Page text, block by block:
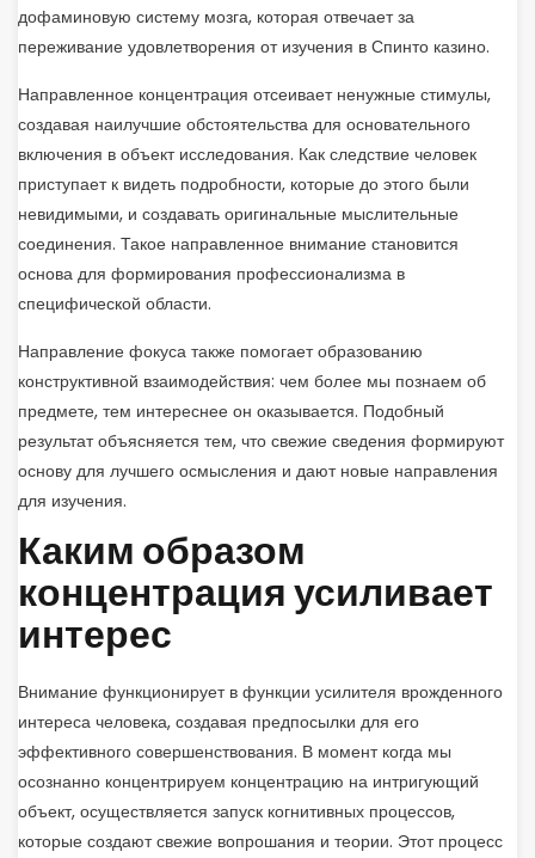
дофаминовую систему мозга, которая отвечает за
переживание удовлетворения от изучения в Спинто казино.
Направленное концентрация отсеивает ненужные стимулы,
создавая наилучшие обстоятельства для основательного
включения в объект исследования. Как следствие человек
приступает к видеть подробности, которые до этого были
невидимыми, и создавать оригинальные мыслительные
соединения. Такое направленное внимание становится
основа для формирования профессионализма в
специфической области.
Направление фокуса также помогает образованию
конструктивной взаимодействия: чем более мы познаем об
предмете, тем интереснее он оказывается. Подобный
результат объясняется тем, что свежие сведения формируют
основу для лучшего осмысления и дают новые направления
для изучения.
Каким образом
концентрация усиливает
интерес
Внимание функционирует в функции усилителя врожденного
интереса человека, создавая предпосылки для его
эффективного совершенствования. В момент когда мы
осознанно концентрируем концентрацию на интригующий
объект, осуществляется запуск когнитивных процессов,
которые создают свежие вопрошания и теории. Этот процесс